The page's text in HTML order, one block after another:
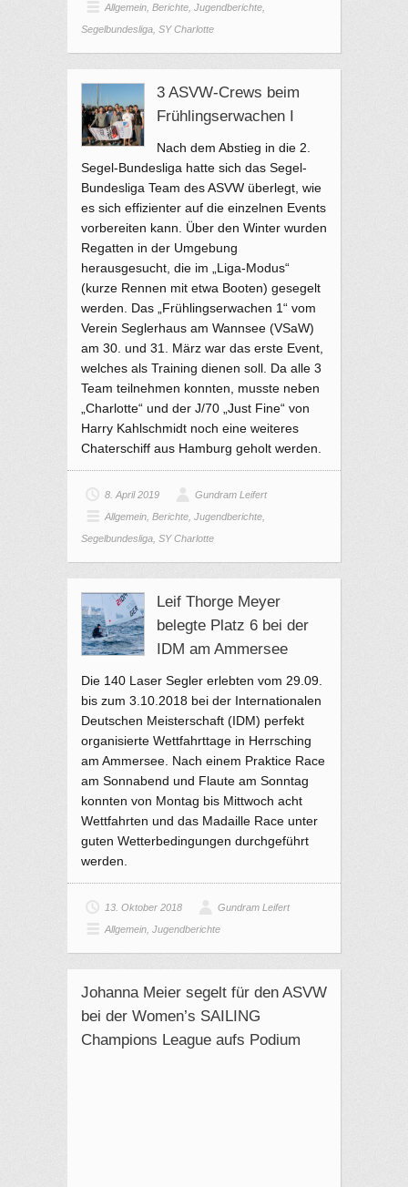
Allgemein Berichte Jugendberichte
Segelbundesliga SY Charlotte
3 ASVW-Crews beim
Frühlingserwachen I
Nach dem Abstieg in die 2.
Segel-Bundesliga hatte sich das Segel-
Bundesliga Team des ASVW überlegt, wie
es sich effizienter auf die einzelnen Events
vorbereiten kann. Über den Winter wurden
Regatten in der Umgebung
herausgesucht, die im „Liga-Modus“
(kurze Rennen mit etwa Booten) gesegelt
werden. Das „Frühlingserwachen 1“ vom
Verein Seglerhaus am Wannsee (VSaW)
am 30. und 31. März war das erste Event,
welches als Training dienen soll. Da alle 3
Team teilnehmen konnten, musste neben
„Charlotte“ und der J/70 „Just Fine“ von
Harry Kahlschmidt noch eine weiteres
Chaterschiff aus Hamburg geholt werden.
8. April 2019
Gundram Leifert
Allgemein Berichte Jugendberichte
Segelbundesliga SY Charlotte
Leif Thorge Meyer
belegte Platz 6 bei der
IDM am Ammersee
Die 140 Laser Segler erlebten vom 29.09.
bis zum 3.10.2018 bei der Internationalen
Deutschen Meisterschaft (IDM) perfekt
organisierte Wettfahrttage in Herrsching
am Ammersee. Nach einem Praktice Race
am Sonnabend und Flaute am Sonntag
konnten von Montag bis Mittwoch acht
Wettfahrten und das Madaille Race unter
guten Wetterbedingungen durchgeführt
werden.
13. Oktober 2018
Gundram Leifert
Allgemein Jugendberichte
Johanna Meier segelt für den ASVW
bei der Women’s SAILING
Champions League aufs Podium